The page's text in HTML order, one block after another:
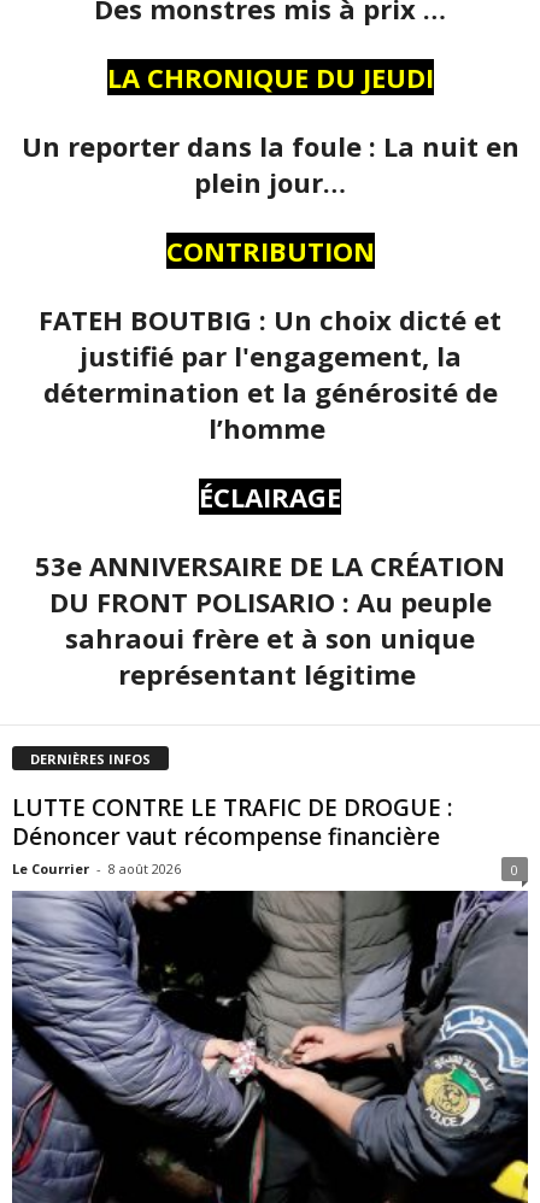
Des monstres mis à prix …
LA CHRONIQUE DU JEUDI
Un reporter dans la foule : La nuit en
plein jour…
CONTRIBUTION
FATEH BOUTBIG : Un choix dicté et
justifié par l'engagement, la
détermination et la générosité de
l’homme
ÉCLAIRAGE
53e ANNIVERSAIRE DE LA CRÉATION
DU FRONT POLISARIO : Au peuple
sahraoui frère et à son unique
représentant légitime
DERNIÈRES INFOS
LUTTE CONTRE LE TRAFIC DE DROGUE :
Dénoncer vaut récompense financière
Le Courrier - 8 août 2026 0